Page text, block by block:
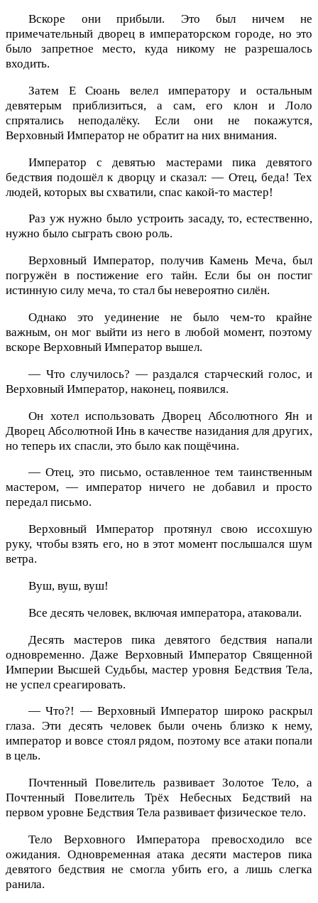
Вскоре они прибыли. Это был ничем не
примечательный дворец в императорском городе, но это
было запретное место, куда никому не разрешалось
входить.
Затем Е Сюань велел императору и остальным
девятерым приблизиться, а сам, его клон и Лоло
спрятались неподалёку. Если они не покажутся,
Верховный Император не обратит на них внимания.
Император с девятью мастерами пика девятого
бедствия подошёл к дворцу и сказал: — Отец, беда! Тех
людей, которых вы схватили, спас какой-то мастер!
Раз уж нужно было устроить засаду, то, естественно,
нужно было сыграть свою роль.
Верховный Император, получив Камень Меча, был
погружён в постижение его тайн. Если бы он постиг
истинную силу меча, то стал бы невероятно силён.
Однако это уединение не было чем-то крайне
важным, он мог выйти из него в любой момент, поэтому
вскоре Верховный Император вышел.
— Что случилось? — раздался старческий голос, и
Верховный Император, наконец, появился.
Он хотел использовать Дворец Абсолютного Ян и
Дворец Абсолютной Инь в качестве назидания для других,
но теперь их спасли, это было как пощёчина.
— Отец, это письмо, оставленное тем таинственным
мастером, — император ничего не добавил и просто
передал письмо.
Верховный Император протянул свою иссохшую
руку, чтобы взять его, но в этот момент послышался шум
ветра.
Вуш, вуш, вуш!
Все десять человек, включая императора, атаковали.
Десять мастеров пика девятого бедствия напали
одновременно. Даже Верховный Император Священной
Империи Высшей Судьбы, мастер уровня Бедствия Тела,
не успел среагировать.
— Что?! — Верховный Император широко раскрыл
глаза. Эти десять человек были очень близко к нему,
император и вовсе стоял рядом, поэтому все атаки попали
в цель.
Почтенный Повелитель развивает Золотое Тело, а
Почтенный Повелитель Трёх Небесных Бедствий на
первом уровне Бедствия Тела развивает физическое тело.
Тело Верховного Императора превосходило все
ожидания. Одновременная атака десяти мастеров пика
девятого бедствия не смогла убить его, а лишь слегка
ранила.